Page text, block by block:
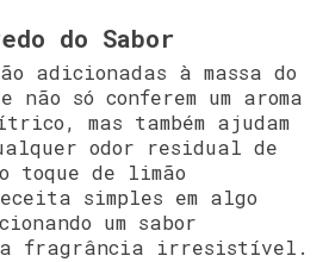
do Sabor
adicionadas à massa do
não só conferem um aroma
mas também ajudam
odor residual de
toque de limão
simples em algo
um sabor
fragrância irresistível.